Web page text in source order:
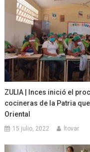
ZULIA | Inces inició el
cocineras de la Patria
Oriental
15 julio, 2022 ltovar